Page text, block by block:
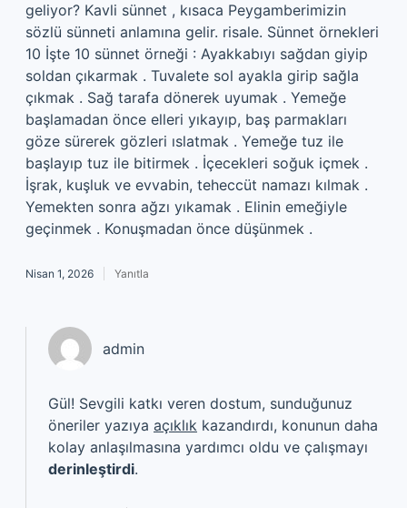
geliyor? Kavli sünnet , kısaca Peygamberimizin
sözlü sünneti anlamına gelir. risale. Sünnet örnekleri
10 İşte 10 sünnet örneği : Ayakkabıyı sağdan giyip
soldan çıkarmak . Tuvalete sol ayakla girip sağla
çıkmak . Sağ tarafa dönerek uyumak . Yemeğe
başlamadan önce elleri yıkayıp, baş parmakları
göze sürerek gözleri ıslatmak . Yemeğe tuz ile
başlayıp tuz ile bitirmek . İçecekleri soğuk içmek .
İşrak, kuşluk ve evvabin, teheccüt namazı kılmak .
Yemekten sonra ağzı yıkamak . Elinin emeğiyle
geçinmek . Konuşmadan önce düşünmek .
Nisan 1, 2026 Yanıtla
admin
Gül! Sevgili katkı veren dostum, sunduğunuz
öneriler yazıya açıklık kazandırdı, konunun daha
kolay anlaşılmasına yardımcı oldu ve çalışmayı
derinleştirdi.